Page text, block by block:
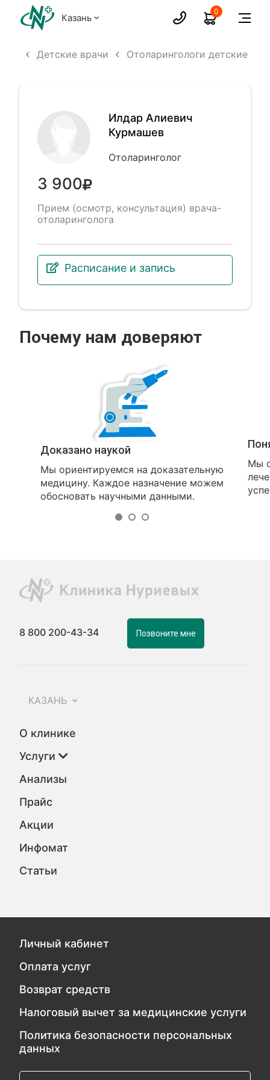
Казань
0
Детские врачи Отоларингологи детские
Илдар Алиевич
Курмашев
Отоларинголог
3 900
Прием (осмотр, консультация) врача-
отоларинголога
Расписание и запись
Почему нам доверяют
Доказано наукой
Мы ориентируемся на доказательную
медицину. Каждое назначение можем
обосновать научными данными.
Мы
8 800 200-43-34 Позвоните мне
КАЗАНЬ
О клинике
Услуги
Анализы
Прайс
Акции
Инфомат
Статьи
Личный кабинет
Оплата услуг
Возврат средств
Налоговый вычет за медицинские услуги
Политика безопасности персональных
данных